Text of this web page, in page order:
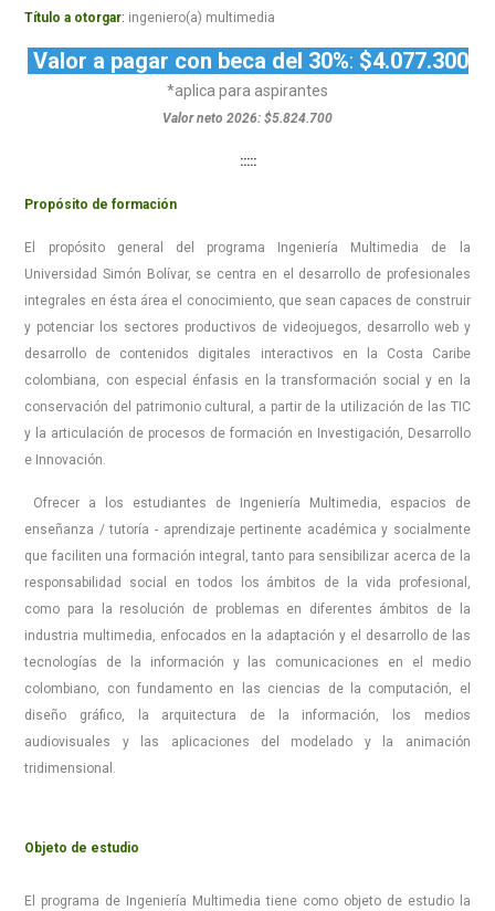
Título a otorgar: ingeniero(a) multimedia
Valor a pagar con beca del 30%: $4.077.300
*aplica para aspirantes
Valor neto 2026: $5.824.700
:::::
Propósito de formación
El propósito general del programa Ingeniería Multimedia de la
Universidad Simón Bolívar, se centra en el desarrollo de profesionales
integrales en ésta área el conocimiento, que sean capaces de construir
y potenciar los sectores productivos de videojuegos, desarrollo web y
desarrollo de contenidos digitales interactivos en la Costa Caribe
colombiana, con especial énfasis en la transformación social y en la
conservación del patrimonio cultural, a partir de la utilización de las TIC
y la articulación de procesos de formación en Investigación, Desarrollo
e Innovación.
Ofrecer a los estudiantes de Ingeniería Multimedia, espacios de
enseñanza / tutoría - aprendizaje pertinente académica y socialmente
que faciliten una formación integral, tanto para sensibilizar acerca de la
responsabilidad social en todos los ámbitos de la vida profesional,
como para la resolución de problemas en diferentes ámbitos de la
industria multimedia, enfocados en la adaptación y el desarrollo de las
tecnologías de la información y las comunicaciones en el medio
colombiano, con fundamento en las ciencias de la computación, el
diseño gráfico, la arquitectura de la información, los medios
audiovisuales y las aplicaciones del modelado y la animación
tridimensional.
Objeto de estudio
El programa de Ingeniería Multimedia tiene como objeto de estudio la